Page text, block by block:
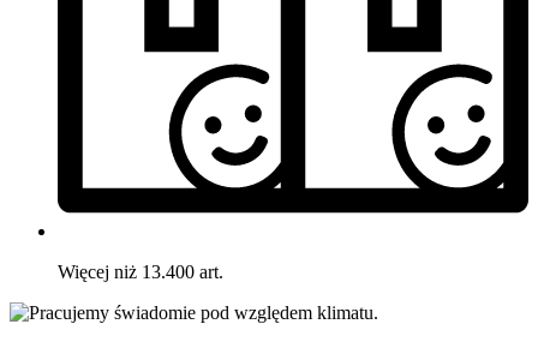
Więcej niż 13.400 art.